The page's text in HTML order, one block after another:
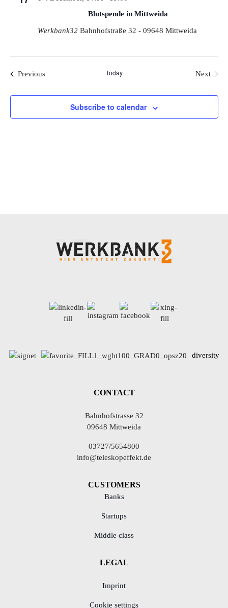
Blutspende in Mittweida
Werkbank32 Bahnhofstraße 32 - 09648 Mittweida
PreviousEvents Today
Next
Subscribe to calendar
diversity
CONTACT
Bahnhofstrasse 32
09648 Mittweida
03727/5654800
info@teleskopeffekt.de
CUSTOMERS
Banks
Startups
Middle class
LEGAL
Imprint
Cookie settings